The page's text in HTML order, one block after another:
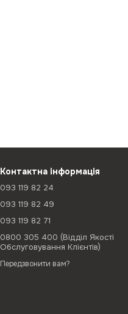
Контактна інформація
093 119 82 24
093 119 82 49
093 119 82 71
0800 305 400 (Відділ Якості
Обслуговування Клієнтів)
Передзвонити вам?